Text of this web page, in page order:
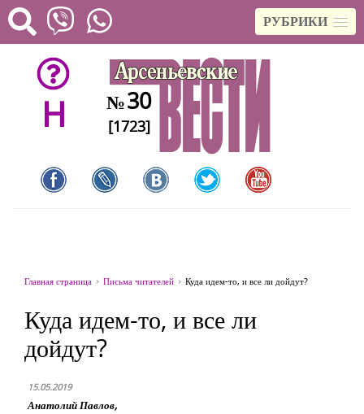
РУБРИКИ
H №30
[1723]
Главная страница Письма читателей Куда идем-то, и все ли дойдут?
Куда идем-то, и все ли
дойдут?
15.05.2019
Анатолий Павлов,